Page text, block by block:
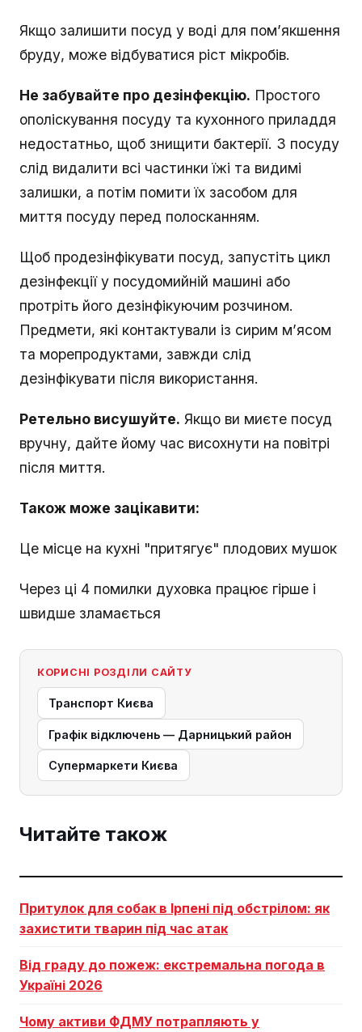
Якщо залишити посуд у воді для пом’якшення
бруду, може відбуватися ріст мікробів.
Не забувайте про дезінфекцію. Простого
ополіскування посуду та кухонного приладдя
недостатньо, щоб знищити бактерії. З посуду
слід видалити всі частинки їжі та видимі
залишки, а потім помити їх засобом для
миття посуду перед полосканням.
Щоб продезінфікувати посуд, запустіть цикл
дезінфекції у посудомийній машині або
протріть його дезінфікуючим розчином.
Предмети, які контактували із сирим м’ясом
та морепродуктами, завжди слід
дезінфікувати після використання.
Ретельно висушуйте. Якщо ви миєте посуд
вручну, дайте йому час висохнути на повітрі
після миття.
Також може зацікавити:
Це місце на кухні "притягує" плодових мушок
Через ці 4 помилки духовка працює гірше і
швидше зламається
КОРИСНІ РОЗДІЛИ САЙТУ
Транспорт Києва
Графік відключень — Дарницький район
Супермаркети Києва
Читайте також
Притулок для собак в Ірпені під обстрілом: як
захистити тварин під час атак
Від граду до пожеж: екстремальна погода в
Україні 2026
Чому активи ФДМУ потрапляють у